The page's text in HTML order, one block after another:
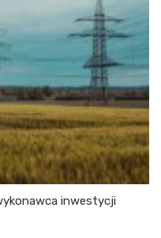
inwestycji